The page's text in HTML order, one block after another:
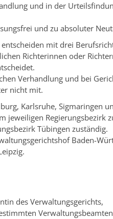
und in der
und zu absoluter
mit drei
Richterinnen oder
Verhandlung und bei
nicht mit.
Karlsruhe, Sigmaringen
jeweiligen Regierungsbezirk
Tübingen zuständig.
Baden-
des Verwaltungsgerichts,